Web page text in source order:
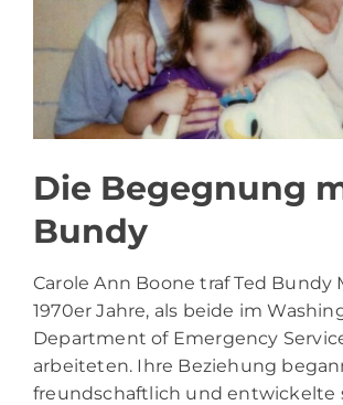
Die Begegnung
Bundy
Carole Ann Boone trafTed Bundy
1970er Jahre, als beide im
Department of Emergency
arbeiteten. Ihre Beziehung
freundschaftlich und entwickelte